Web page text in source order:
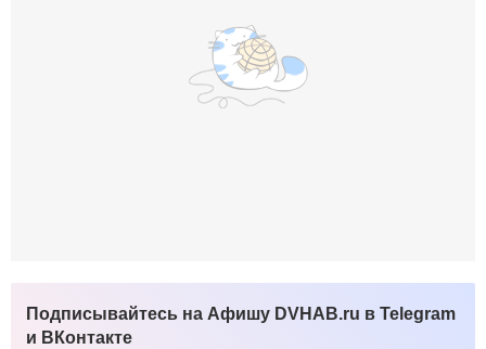
Подписывайтесь на Афишу DVHAB.ru в Telegram
и ВКонтакте